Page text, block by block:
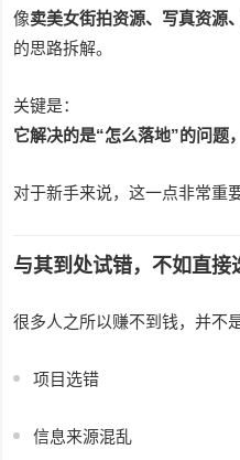
像卖美女街拍资源、写真资源
的思路拆解。
关键是：
它解决的是“怎么落地”的问题
对于新手来说，这一点非常重要
与其到处试错，不如直接
很多人之所以赚不到钱，并不
项目选错
信息来源混乱